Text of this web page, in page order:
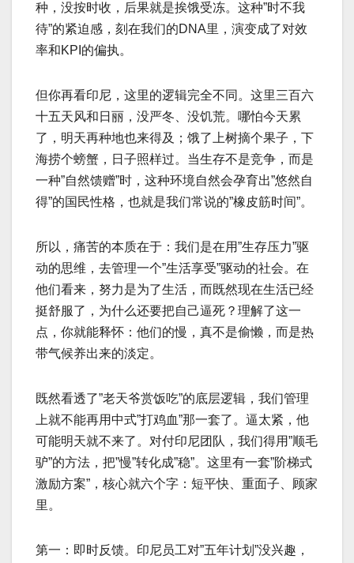
种，没按时收，后果就是挨饿受冻。这种”时不我
待”的紧迫感，刻在我们的DNA里，演变成了对效
率和KPI的偏执。
但你再看印尼，这里的逻辑完全不同。这里三百六
十五天风和日丽，没严冬、没饥荒。哪怕今天累
了，明天再种地也来得及；饿了上树摘个果子，下
海捞个螃蟹，日子照样过。当生存不是竞争，而是
一种”自然馈赠”时，这种环境自然会孕育出”悠然自
得”的国民性格，也就是我们常说的”橡皮筋时间”。
所以，痛苦的本质在于：我们是在用”生存压力”驱
动的思维，去管理一个”生活享受”驱动的社会。在
他们看来，努力是为了生活，而既然现在生活已经
挺舒服了，为什么还要把自己逼死？理解了这一
点，你就能释怀：他们的慢，真不是偷懒，而是热
带气候养出来的淡定。
既然看透了”老天爷赏饭吃”的底层逻辑，我们管理
上就不能再用中式”打鸡血”那一套了。逼太紧，他
可能明天就不来了。对付印尼团队，我们得用”顺毛
驴”的方法，把”慢”转化成”稳”。这里有一套”阶梯式
激励方案”，核心就六个字：短平快、重面子、顾家
里。
第一：即时反馈。印尼员工对”五年计划”没兴趣，